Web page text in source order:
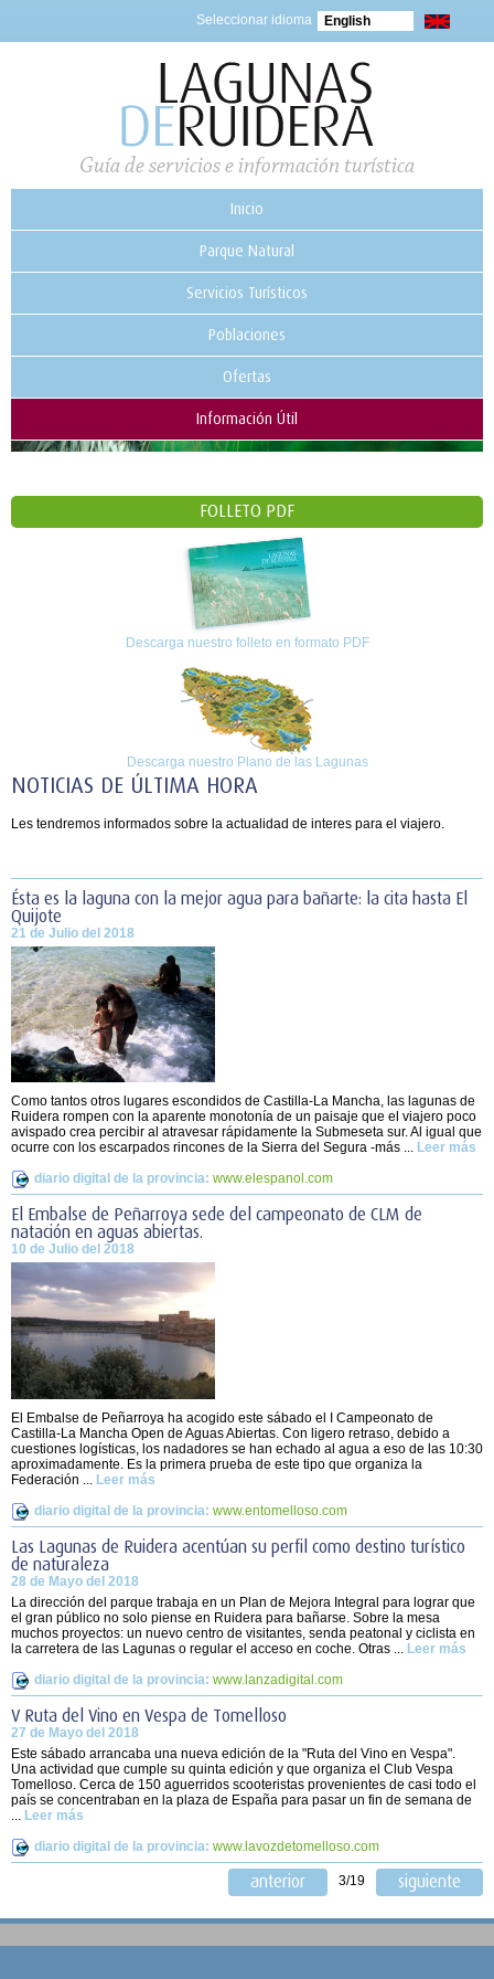
Seleccionar idioma English
Guía de servicios e información turística
Inicio
Parque Natural
Servicios Turísticos
Poblaciones
Ofertas
Información Útil
FOLLETO PDF
Descarga nuestro folleto en formato PDF
Descarga nuestro Plano de las Lagunas
NOTICIAS DE ÚLTIMA HORA
Les tendremos informados sobre la actualidad de interes para el viajero.
Ésta es la laguna con la mejor agua para bañarte: la cita hasta El
Quijote
21 de Julio del 2018
Como tantos otros lugares escondidos de Castilla-La Mancha, las lagunas de
Ruidera rompen con la aparente monotonía de un paisaje que el viajero poco
avispado crea percibir al atravesar rápidamente la Submeseta sur. Al igual que
ocurre con los escarpados rincones de la Sierra del Segura -más ... Leer más
diario digital de la provincia: www.elespanol.com
El Embalse de Peñarroya sede del campeonato de CLM de
natación en aguas abiertas.
10 de Julio del 2018
El Embalse de Peñarroya ha acogido este sábado el I Campeonato de
Castilla-La Mancha Open de Aguas Abiertas. Con ligero retraso, debido a
cuestiones logísticas, los nadadores se han echado al agua a eso de las 10:30
aproximadamente. Es la primera prueba de este tipo que organiza la
Federación ... Leer más
diario digital de la provincia: www.entomelloso.com
Las Lagunas de Ruidera acentúan su perfil como destino turístico
de naturaleza
28 de Mayo del 2018
La dirección del parque trabaja en un Plan de Mejora Integral para lograr que
el gran público no solo piense en Ruidera para bañarse. Sobre la mesa
muchos proyectos: un nuevo centro de visitantes, senda peatonal y ciclista en
la carretera de las Lagunas o regular el acceso en coche. Otras ... Leer más
diario digital de la provincia: www.lanzadigital.com
V Ruta del Vino en Vespa de Tomelloso
27 de Mayo del 2018
Este sábado arrancaba una nueva edición de la "Ruta del Vino en Vespa".
Una actividad que cumple su quinta edición y que organiza el Club Vespa
Tomelloso. Cerca de 150 aguerridos scooteristas provenientes de casi todo el
país se concentraban en la plaza de España para pasar un fin de semana de
Leer más
diario digital de la provincia: www.lavozdetomelloso.com
anterior 3/19 siguiente